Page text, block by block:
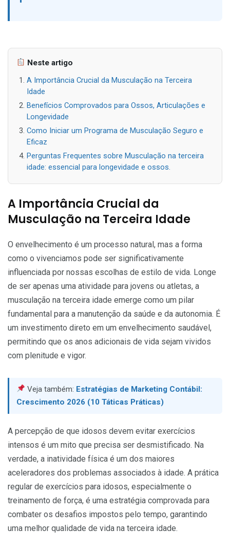
Neste artigo
A Importância Crucial da Musculação na Terceira
Idade
Benefícios Comprovados para Ossos, Articulações e
Longevidade
Como Iniciar um Programa de Musculação Seguro e
Eficaz
Perguntas Frequentes sobre Musculação na terceira
idade: essencial para longevidade e ossos.
A Importância Crucial da
Musculação na Terceira Idade
O envelhecimento é um processo natural, mas a forma
como o vivenciamos pode ser significativamente
influenciada por nossas escolhas de estilo de vida. Longe
de ser apenas uma atividade para jovens ou atletas, a
musculação na terceira idade emerge como um pilar
fundamental para a manutenção da saúde e da autonomia. É
um investimento direto em um envelhecimento saudável,
permitindo que os anos adicionais de vida sejam vividos
com plenitude e vigor.
Veja também: Estratégias de Marketing Contábil:
Crescimento 2026 (10 Táticas Práticas)
A percepção de que idosos devem evitar exercícios
intensos é um mito que precisa ser desmistificado. Na
verdade, a inatividade física é um dos maiores
aceleradores dos problemas associados à idade. A prática
regular de exercícios para idosos, especialmente o
treinamento de força, é uma estratégia comprovada para
combater os desafios impostos pelo tempo, garantindo
uma melhor qualidade de vida na terceira idade.